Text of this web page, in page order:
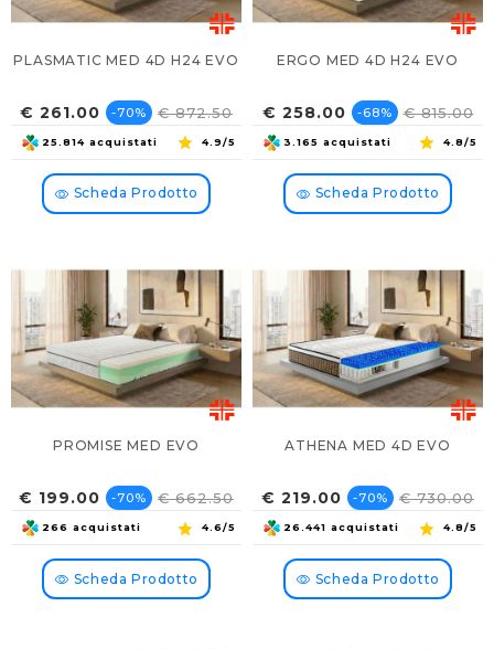
PLASMATIC MED 4D H24 EVO
Prezzo
€ 261.00 Prezzo
base
-70% € 872.50
25.814 acquistati 4.9/5
Scheda Prodotto
ERGO MED 4D H24 EVO
Prezzo
€ 258.00 Prezzo
base
-68% € 815.00
3.165 acquistati 4.8/5
Scheda Prodotto
PROMISE MED EVO
Prezzo
€ 199.00 Prezzo
base
-70% € 662.50
266 acquistati 4.6/5
Scheda Prodotto
ATHENA MED 4D EVO
Prezzo
€ 219.00 Prezzo
base
-70% € 730.00
26.441 acquistati 4.8/5
Scheda Prodotto